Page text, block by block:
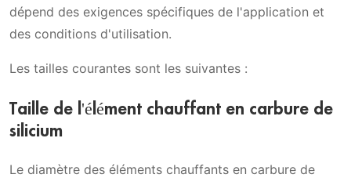
dépend des exigences spécifiques de l'application et
des conditions d'utilisation.
Les tailles courantes sont les suivantes :
Taille de l'élément chauffant en carbure de
silicium
Le diamètre des éléments chauffants en carbure de